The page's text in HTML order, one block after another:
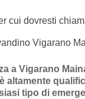
cui dovresti
Vigarano
a Vigarano
altamente
tipo di